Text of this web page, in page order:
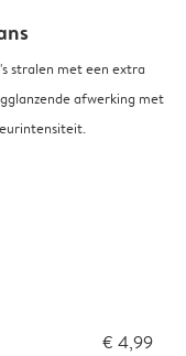
stralen met een extra
afwerking met
€ 4,99